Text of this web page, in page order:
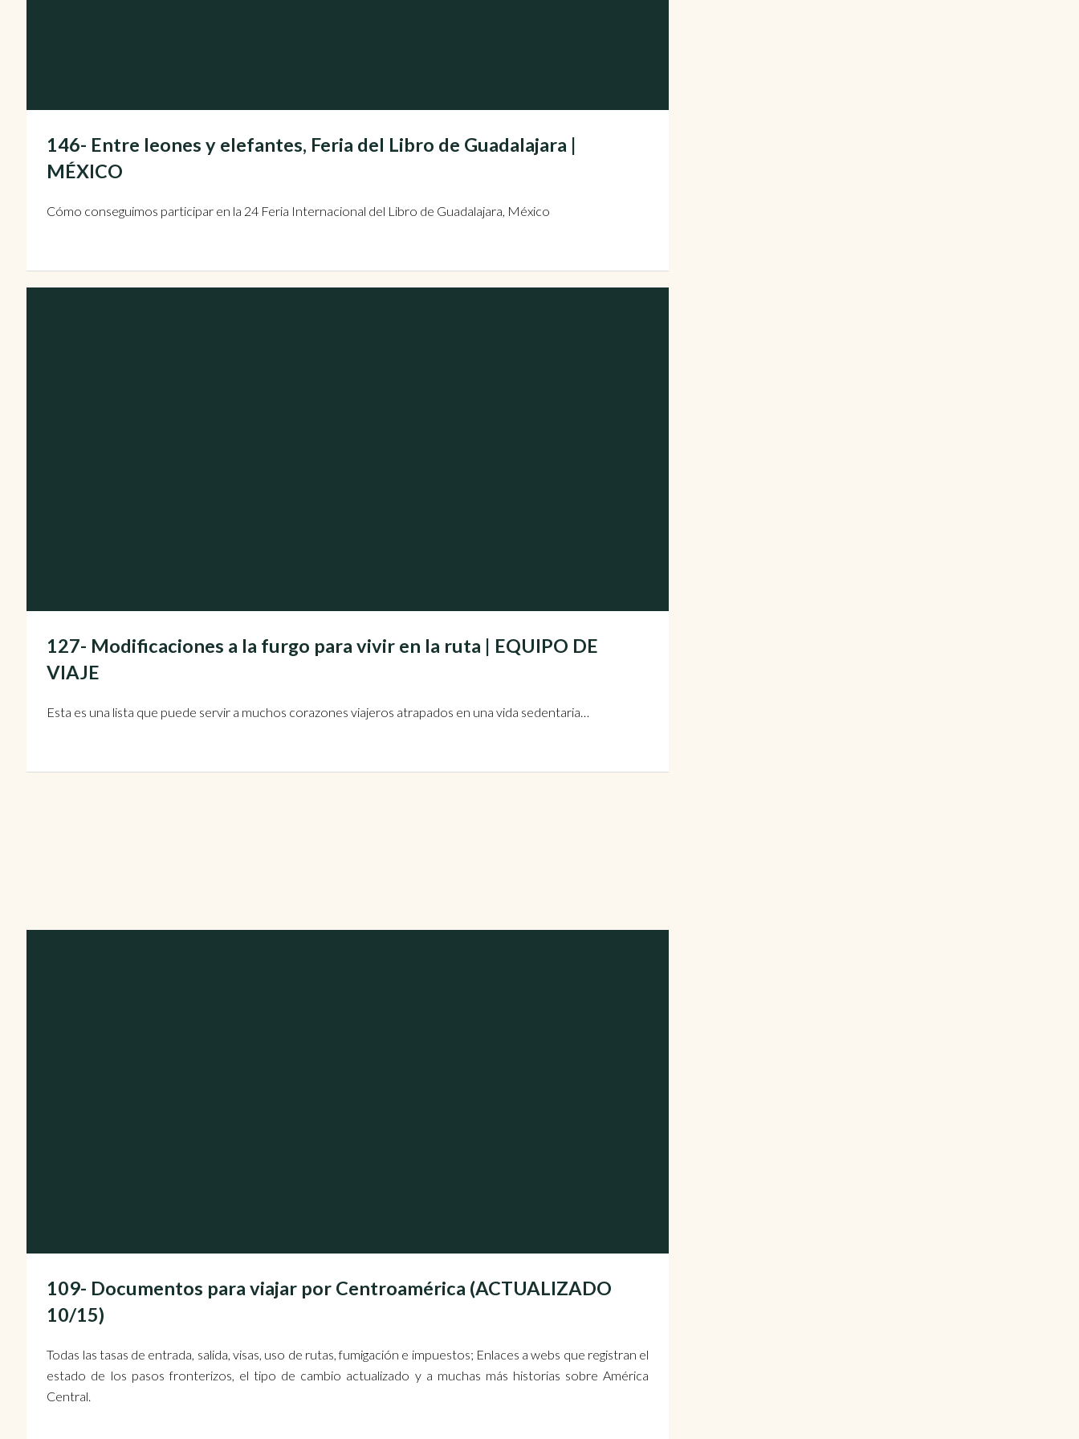
146- Entre leones y elefantes, Feria del Libro de Guadalajara |
MÉXICO
Cómo conseguimos participar en la 24 Feria Internacional del Libro de Guadalajara, México
127- Modificaciones a la furgo para vivir en la ruta | EQUIPO DE
VIAJE
Esta es una lista que puede servir a muchos corazones viajeros atrapados en una vida sedentaria…
109- Documentos para viajar por Centroamérica (ACTUALIZADO
10/15)
Todas las tasas de entrada, salida, visas, uso de rutas, fumigación e impuestos; Enlaces a webs que registran el
estado de los pasos fronterizos, el tipo de cambio actualizado y a muchas más historias sobre América
Central.